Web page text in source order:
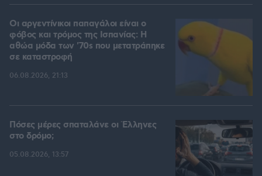
Οι αργεντίνικοι παπαγάλοι είναι ο
φόβος και τρόμος της Ισπανίας: Η
αθώα μόδα των '70s που μετατράπηκε
σε καταστροφή
06.08.2026, 21:13
Πόσες μέρες σπαταλάνε οι Έλληνες
στο δρόμο;
05.08.2026, 13:57